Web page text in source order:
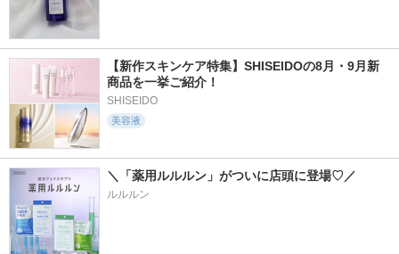
【新作スキンケア特集】SHISEIDOの8月・9月新
商品を一挙ご紹介！
SHISEIDO
美容液
＼「薬用ルルルン」がついに店頭に登場♡／
ルルルン